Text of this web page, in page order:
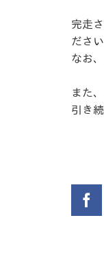
完走
ださい
なお
また
引き